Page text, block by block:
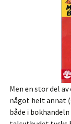
Men en stor del
något helt annat
både i